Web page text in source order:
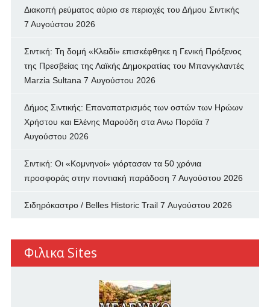
Διακοπή ρεύματος αύριο σε περιοχές του Δήμου Σιντικής
7 Αυγούστου 2026
Σιντική: Τη δομή «Κλειδί» επισκέφθηκε η Γενική Πρόξενος
της Πρεσβείας της Λαϊκής Δημοκρατίας του Μπανγκλαντές
Marzia Sultana 7 Αυγούστου 2026
Δήμος Σιντικής: Επαναπατρισμός των oστών των Ηρώων
Χρήστου και Ελένης Μαρούδη στα Ανω Πορόϊα 7
Αυγούστου 2026
Σιντική: Οι «Κομνηνοί» γιόρτασαν τα 50 χρόνια
προσφοράς στην ποντιακή παράδοση 7 Αυγούστου 2026
Σιδηρόκαστρο / Belles Historic Trail 7 Αυγούστου 2026
Φιλικα Sites